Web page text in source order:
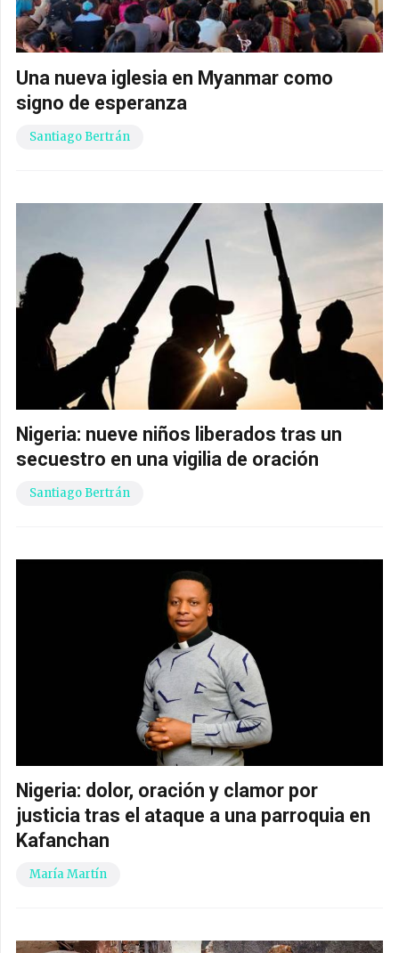
Una nueva iglesia en Myanmar como
signo de esperanza
Santiago Bertrán
Nigeria: nueve niños liberados tras un
secuestro en una vigilia de oración
Santiago Bertrán
Nigeria: dolor, oración y clamor por
justicia tras el ataque a una parroquia en
Kafanchan
María Martín